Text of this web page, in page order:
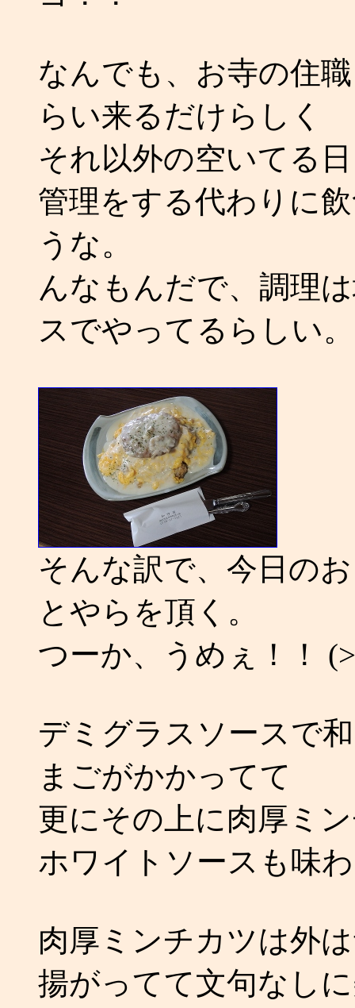
なんでも、お寺の住
らい来るだけらしく
それ以外の空いてる
管理をする代わりに
うな。
んなもんだで、調理
スでやってるらしい
そんな訳で、今日の
とやらを頂く。
つーか、うめぇ！！
デミグラスソースで
まごがかかってて
更にその上に肉厚ミ
ホワイトソースも味
肉厚ミンチカツは外
揚がってて文句なし